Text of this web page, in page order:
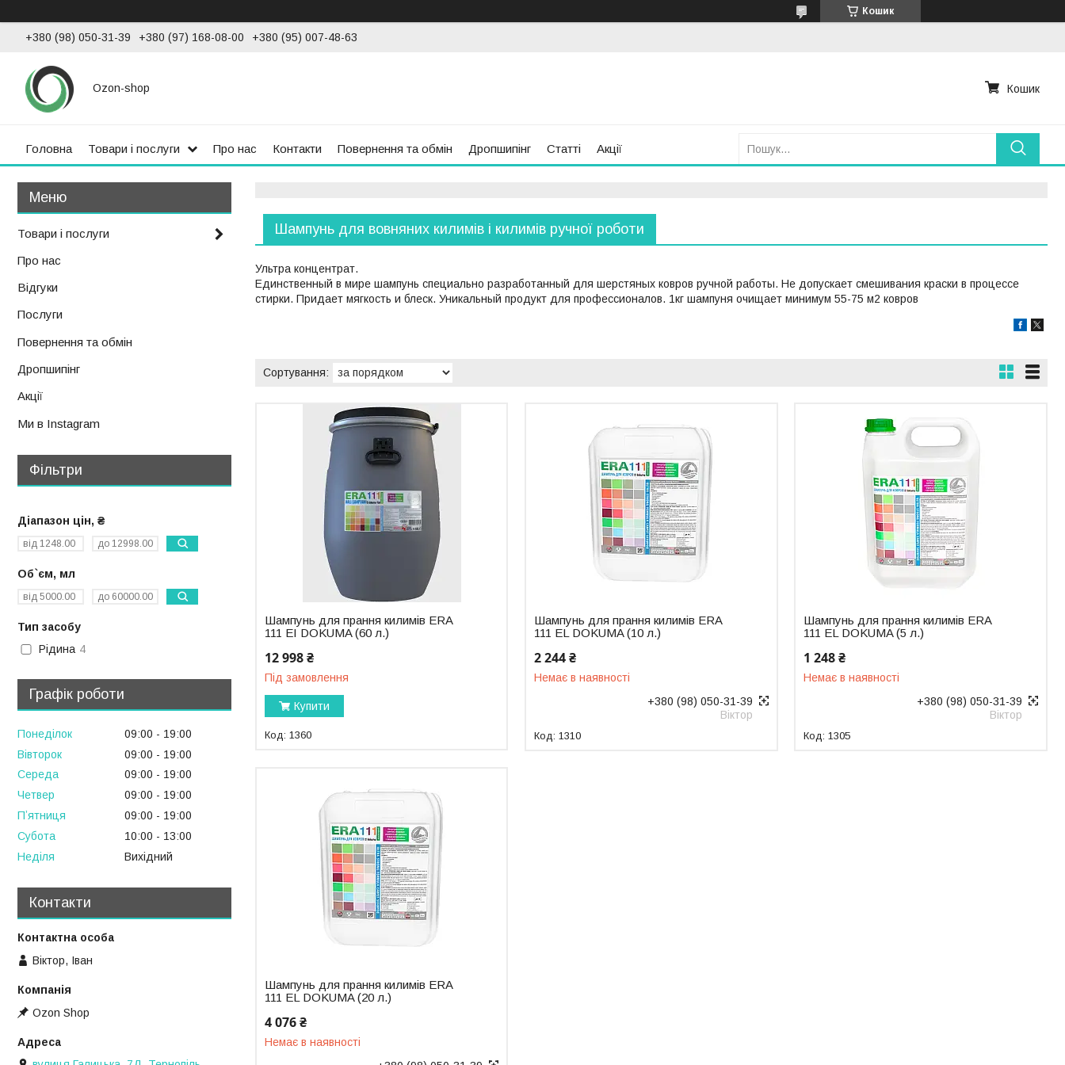
Кошик
+380 (98) 050-31-39 +380 (97) 168-08-00 +380 (95) 007-48-63
Ozon-shop Кошик
Головна Товари і послуги Про нас Контакти Повернення та обмін Дропшипінг Статті Акції
Шампунь для вовняних килимів і килимів ручної роботи
Ультра концентрат.
Единственный в мире шампунь специально разработанный для шерстяных ковров ручной работы. Не допускает смешивания краски в процессе
стирки. Придает мягкость и блеск. Уникальный продукт для профессионалов. 1кг шампуня очищает минимум 55-75 м2 ковров
Шампунь для прання килимів ERA
111 EI DOKUMA (60 л.)
12 998 ₴
Під замовлення
Купити
1360
Шампунь для прання килимів ERA
111 EL DOKUMA (10 л.)
2 244 ₴
Немає в наявності
+380 (98) 050-31-39
Віктор
1310
Шампунь для прання килимів ERA
111 EL DOKUMA (5 л.)
1 248 ₴
Немає в наявності
+380 (98) 050-31-39
Віктор
1305
Шампунь для прання килимів ERA
111 EL DOKUMA (20 л.)
4 076 ₴
Немає в наявності
Товари і послуги
Про нас
Відгуки
Послуги
Повернення та обмін
Дропшипінг
Акції
Ми в Instagram
Фільтри
Діапазон цін, ₴
Об`єм, мл
Тип засобу
Рідина 4
Графік роботи
Понеділок 09:00
19:00
Вівторок
09:00
19:00
Середа
09:00
19:00
Четвер
09:00
19:00
Пʼятниця
09:00
19:00
Субота
10:00
13:00
Неділя
Вихідний
Контакти
Віктор, Іван
Ozon Shop